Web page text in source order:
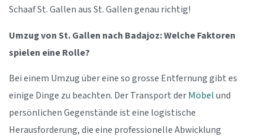
Schaaf St. Gallen aus St. Gallen genau richtig!
Umzug von St. Gallen nach Badajoz: Welche Faktoren
spielen eine Rolle?
Bei einem Umzug über eine so grosse Entfernung gibt es
einige Dinge zu beachten. Der Transport derMöbelund
persönlichen Gegenstände ist eine logistische
Herausforderung, die eine professionelle Abwicklung